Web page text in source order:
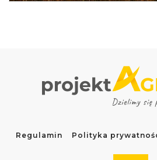
Regulamin Polityka